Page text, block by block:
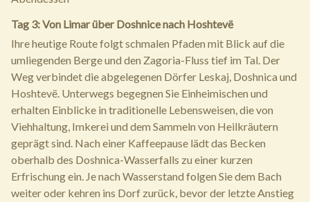
Tag 3: Von Limar über Doshnice nach Hoshtevë
Ihre heutige Route folgt schmalen Pfaden mit Blick auf die
umliegenden Berge und den Zagoria-Fluss tief im Tal. Der
Weg verbindet die abgelegenen Dörfer Leskaj, Doshnica und
Hoshtevë. Unterwegs begegnen Sie Einheimischen und
erhalten Einblicke in traditionelle Lebensweisen, die von
Viehhaltung, Imkerei und dem Sammeln von Heilkräutern
geprägt sind. Nach einer Kaffeepause lädt das Becken
oberhalb des Doshnica-Wasserfalls zu einer kurzen
Erfrischung ein. Je nach Wasserstand folgen Sie dem Bach
weiter oder kehren ins Dorf zurück, bevor der letzte Anstieg